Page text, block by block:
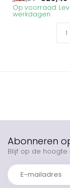
Op voorraad.
werkdagen
Abonneren
Blijf op de